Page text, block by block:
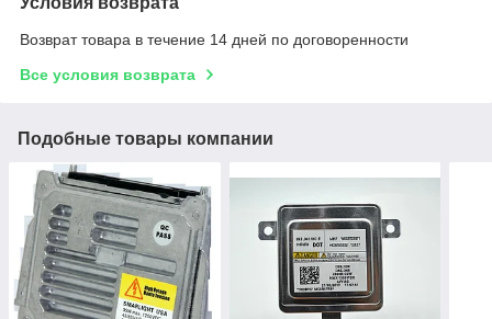
Возврат товара в течение 14 дней по договоренности
Все условия возврата
Подобные товары компании